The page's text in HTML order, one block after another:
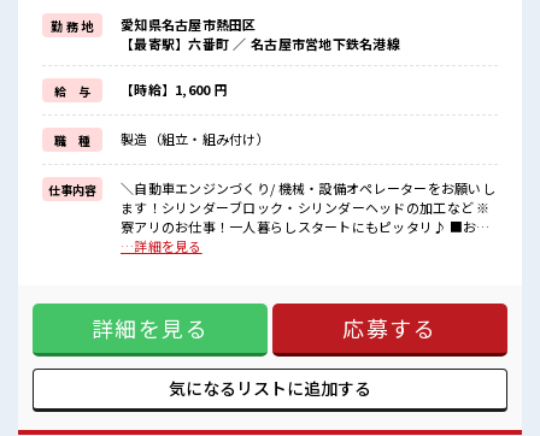
今までと違う場所で働いてみたい方や
一人暮らしをはじめてみたい方などにもオススメ！
赴任時の交通費の支給もあります◎
《通勤らくらく*》
駐車場は無料で使えます！
車・バイク・自転車・電車通勤OK！
ご自身のライフスタイルに合わせた通勤方法を選べます！
《経験をいかして働こう*》
ブランクのある方も大歓迎！
ここでさらにスキルUPしちゃいましょう★
■職場の雰囲気
20代・30代の方カツヤク中★
さらに食堂もあります！
コンビニは職場の目の前にあるのでらくちん♪
お昼ご飯に困らないですね♪
#ryo
勤 務 地
愛知県名古屋市熱田区
【最寄駅】六番町 ／ 名古屋市営地下鉄名港線
給 与 【時給】1,600 円
職 種 製造（組立・組み付け）
仕事内容
＼自動車エンジンづくり/ 機械・設備オペレーターをお願いし
ます！シリンダーブロック・シリンダーヘッドの加工など ※
寮アリのお仕事！一人暮らしスタートにもピッタリ♪ ■お仕
事PR 《寮があるお仕事*》 家電付きのワンルーム寮完備！ さ
はじめてみたい方などにもオススメ！ 赴任時の交通費の支給
もあります◎ 《通勤らくらく*》 駐車場は無料で使えます！
車・バイク・自転車・電車通勤OK！ ご自身のライフスタイル
に合わせた通勤方法を選べます！ 《経験をいかして働こう*》
ブランクのある方も大歓迎！ ここでさらにスキルUPしちゃい
ましょう★ ■職場の雰囲気 20代・30代の方カツヤク中★ 休
…詳細を見る
詳細を見る 応募する
気になるリストに追加する